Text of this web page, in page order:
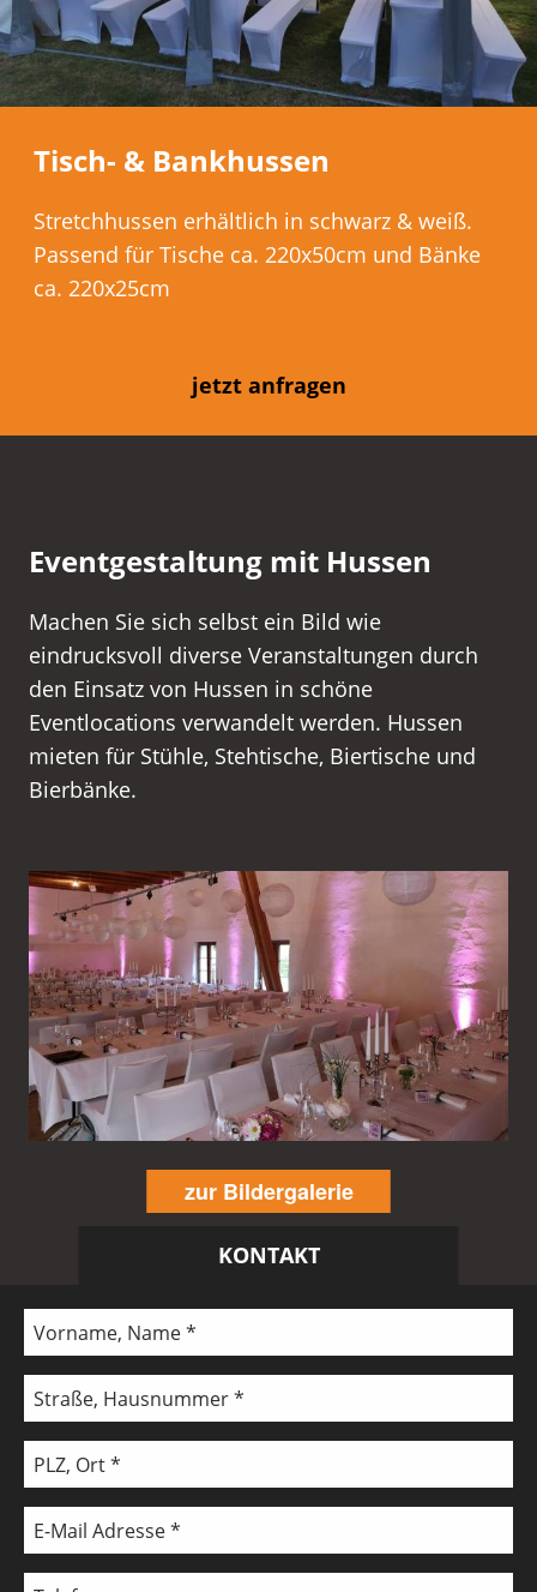
Tisch- & Bankhussen
Stretchhussen erhältlich in schwarz & weiß.
Passend für Tische ca. 220x50cm und Bänke
ca. 220x25cm
jetzt anfragen
Eventgestaltung mit Hussen
Machen Sie sich selbst ein Bild wie
eindrucksvoll diverse Veranstaltungen durch
den Einsatz von Hussen in schöne
Eventlocations verwandelt werden. Hussen
mieten für Stühle, Stehtische, Biertische und
Bierbänke.
zur Bildergalerie
KONTAKT